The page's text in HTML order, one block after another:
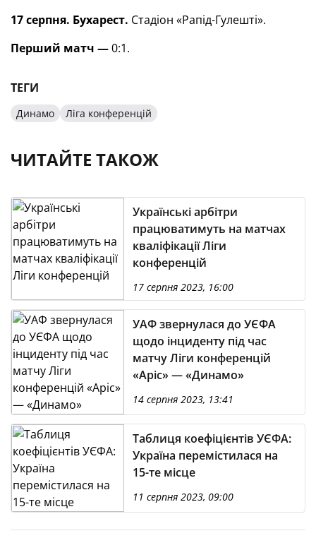
17 серпня. Бухарест. Стадіон «Рапід-Гулешті».
Перший матч —0:1.
ТЕГИ
Динамо Ліга конференцій
ЧИТАЙТЕ ТАКОЖ
Українські арбітри
працюватимуть на матчах
кваліфікації Ліги
конференцій
17 серпня 2023, 16:00
УАФ звернулася до УЄФА
щодо інциденту під час
матчу Ліги конференцій
«Аріс» — «Динамо»
14 серпня 2023, 13:41
Таблиця коефіцієнтів УЄФА:
Україна перемістилася на
15-те місце
11 серпня 2023, 09:00